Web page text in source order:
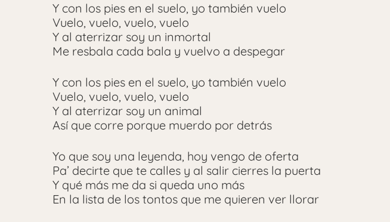
Y con los pies en el suelo, yo también vuelo
Vuelo, vuelo, vuelo, vuelo
Y al aterrizar soy un inmortal
Me resbala cada bala y vuelvo a despegar
Y con los pies en el suelo, yo también vuelo
Vuelo, vuelo, vuelo, vuelo
Y al aterrizar soy un animal
Así que corre porque muerdo por detrás
Yo que soy una leyenda, hoy vengo de oferta
Pa’ decirte que te calles y al salir cierres la puerta
Y qué más me da si queda uno más
En la lista de los tontos que me quieren ver llorar